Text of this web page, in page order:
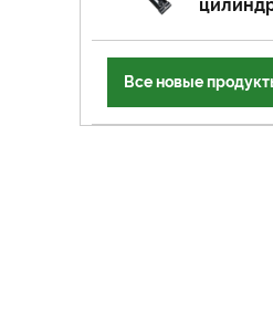
Все новые